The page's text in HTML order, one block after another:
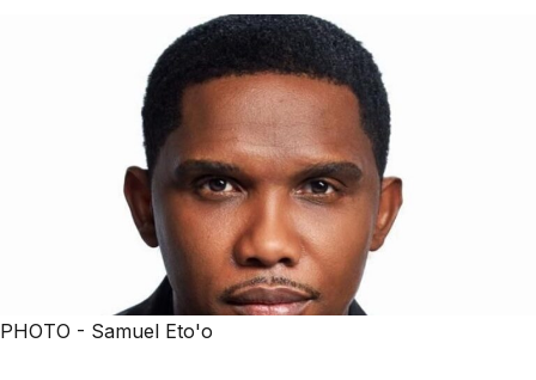
PHOTO - Samuel Eto'o